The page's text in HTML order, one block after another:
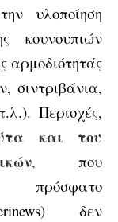
υλοποίηση
κουνουπιών
αρμοδιότητάς
σιντριβάνια,
Περιοχές,
και του
, που
πρόσφατο
) δεν